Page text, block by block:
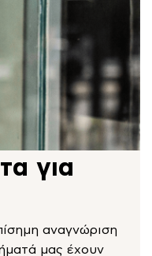
για
αναγνώριση
μας έχουν